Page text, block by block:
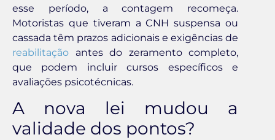
esse período, a contagem recomeça.
Motoristas que tiveram a CNH suspensa ou
cassada têm prazos adicionais e exigências de
reabilitação antes do zeramento completo,
que podem incluir cursos específicos e
avaliações psicotécnicas.
A nova lei mudou a
validade dos pontos?